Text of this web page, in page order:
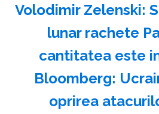
Volodimir Zelenski:
lunar rachete
cantitatea este
Bloomberg:
oprirea